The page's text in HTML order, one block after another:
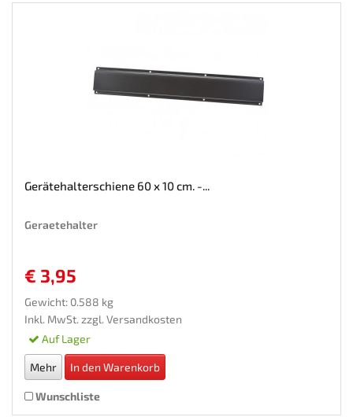
Gerätehalterschiene 60 x 10 cm. -...
Geraetehalter
€ 3,95
Gewicht: 0.588 kg
Inkl. MwSt. zzgl. Versandkosten
Auf Lager
Mehr In den Warenkorb
Wunschliste